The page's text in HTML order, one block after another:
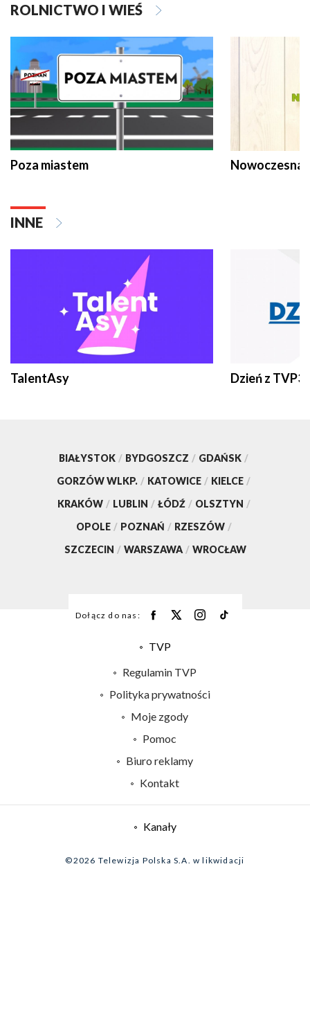
ROLNICTWO I WIEŚ
Poza miastem Nowoczesna
INNE
TalentAsy Dzień z TVP3
BIAŁYSTOK / BYDGOSZCZ / GDAŃSK /
GORZÓW WLKP. / KATOWICE / KIELCE /
KRAKÓW / LUBLIN / ŁÓDŹ / OLSZTYN /
OPOLE / POZNAŃ / RZESZÓW /
SZCZECIN / WARSZAWA / WROCŁAW
Dołącz do nas:
TVP
Centrum informacji TVP
Naziemna Telewizja Cyfrowa
System NOS
Biuro Reklamy
Regulamin TVP
Polityka prywatności
Moje zgody
Pomoc
Biuro reklamy
Kontakt
Kanały
©2026 Telewizja Polska S.A. w likwidacji